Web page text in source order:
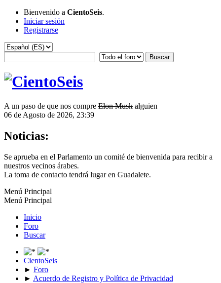
Bienvenido a CientoSeis.
Iniciar sesión
Registrarse
A un paso de que nos compre Elon Musk alguien
06 de Agosto de 2026, 23:39
Noticias:
Se aprueba en el Parlamento un comité de bienvenida para recibir a
nuestros vecinos árabes.
La toma de contacto tendrá lugar en Guadalete.
Menú Principal
Menú Principal
Inicio
Foro
Buscar
CientoSeis
► Foro
► Acuerdo de Registro y Política de Privacidad